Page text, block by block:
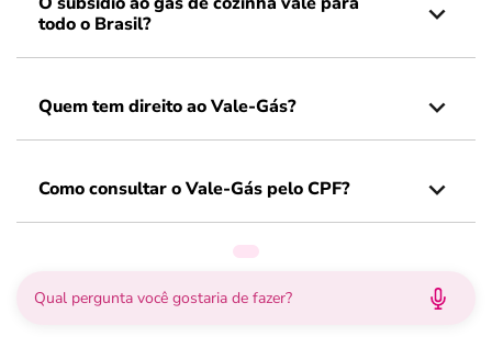
todo o Brasil?
Quem tem direito ao Vale-Gás?
Como consultar o Vale-Gás pelo CPF?